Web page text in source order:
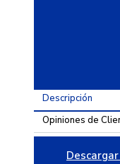
Descripción
Opiniones de